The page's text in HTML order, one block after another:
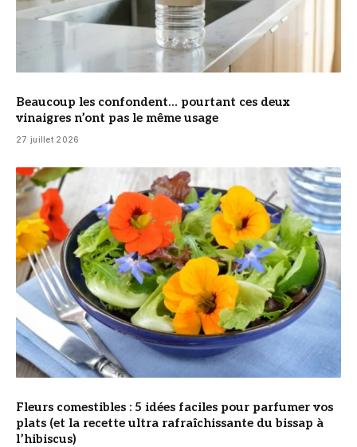
Beaucoup les confondent… pourtant ces deux
vinaigres n’ont pas le même usage
27 juillet 2026
© DR
Fleurs comestibles : 5 idées faciles pour parfumer vos
plats (et la recette ultra rafraîchissante du bissap à
l’hibiscus)